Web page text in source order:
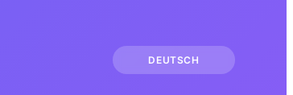
DEUTSCH